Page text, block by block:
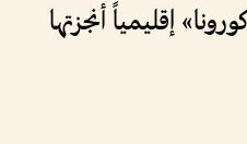
إقليمياً أنجزتها